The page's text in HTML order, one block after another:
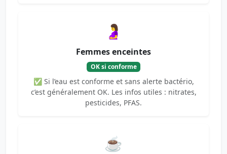
🤰
Femmes enceintes
OK si conforme
✅ Si l’eau est conforme et sans alerte bactério,
c’est généralement OK. Les infos utiles : nitrates,
pesticides, PFAS.
☕